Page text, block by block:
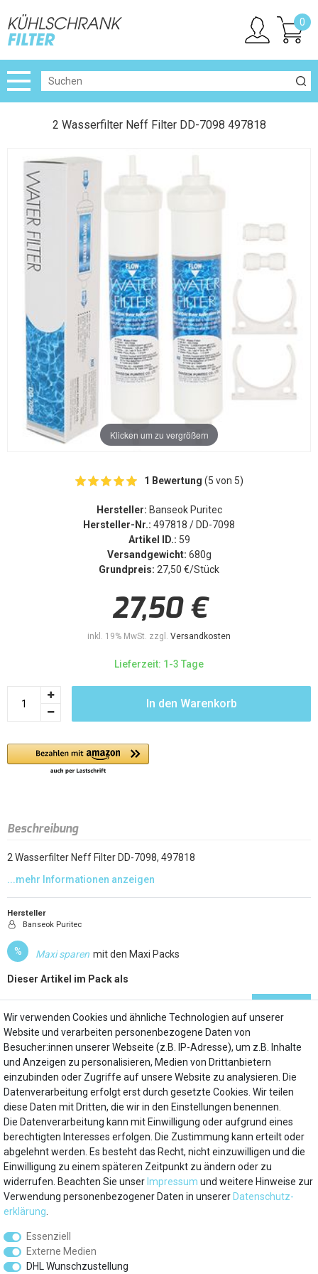
0
2 Wasserfilter Neff Filter DD-7098 497818
Klicken um zu vergrößern
1 Bewertung (5 von 5)
Hersteller: Banseok Puritec
Hersteller-Nr.: 497818 / DD-7098
Artikel ID.: 59
Versandgewicht: 680g
Grundpreis: 27,50 €/Stück
27,50 €
inkl. 19% MwSt. zzgl. Versandkosten
Lieferzeit: 1-3 Tage
In den Warenkorb
Beschreibung
2 Wasserfilter Neff Filter DD-7098, 497818
Hersteller
Banseok Puritec
% Maxi sparen mit den Maxi Packs
Dieser Artikel im Pack als
4er Pack 48,80 €
3er Packnur 40,80 € KAUFEN
Mein Konto
Über uns
Besuchen Sie auch
Service
Wir verwenden Cookies und ähnliche Technologien auf unserer
Website und verarbeiten personenbezogene Daten von
Besucher:innen unserer Webseite (z.B. IP-Adresse), um z.B. Inhalte
und Anzeigen zu personalisieren, Medien von Drittanbietern
einzubinden oder Zugriffe auf unsere Website zu analysieren. Die
Datenverarbeitung erfolgt erst durch gesetzte Cookies. Wir teilen
diese Daten mit Dritten, die wir in den Einstellungen benennen.
Die Datenverarbeitung kann mit Einwilligung oder aufgrund eines
berechtigten Interesses erfolgen. Die Zustimmung kann erteilt oder
abgelehnt werden. Es besteht das Recht, nicht einzuwilligen und die
Einwilligung zu einem späteren Zeitpunkt zu ändern oder zu
widerrufen. Beachten Sie unser Impressum und weitere Hinweise zur
Verwendung personenbezogener Daten in unserer Daten­schutz­
erklärung
Essenziell
Externe Medien
DHL Wunschzustellung